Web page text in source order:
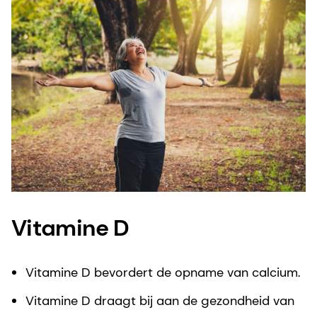
Vitamine D
Vitamine D bevordert de opname van calcium.
Vitamine D draagt bij aan de gezondheid van